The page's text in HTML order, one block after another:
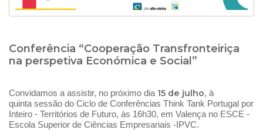
Conferência “Cooperação Transfronteiriça
na perspetiva Económica e Social”
Convidamos a assistir, no próximo dia 15 de julho, à
quinta sessão do Ciclo de Conferências Think Tank Portugal por
Inteiro - Territórios de Futuro, às 16h30, em Valença no ESCE -
Escola Superior de Ciências Empresariais -IPVC.